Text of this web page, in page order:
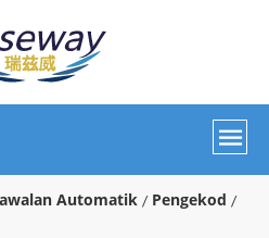
Automatik
Pengekod